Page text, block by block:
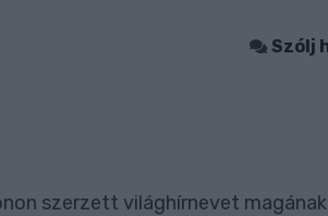
Szólj
szerzett világhírnevet